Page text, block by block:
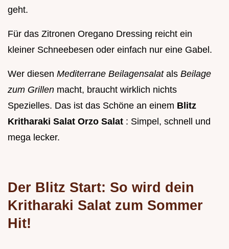
geht.
Für das Zitronen Oregano Dressing reicht ein
kleiner Schneebesen oder einfach nur eine Gabel.
Wer diesen Mediterrane Beilagensalat als Beilage
zum Grillen macht, braucht wirklich nichts
Spezielles. Das ist das Schöne an einem Blitz
Kritharaki Salat Orzo Salat : Simpel, schnell und
mega lecker.
Der Blitz Start: So wird dein
Kritharaki Salat zum Sommer
Hit!